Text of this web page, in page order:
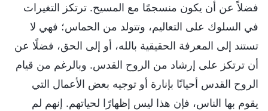
فضلاً عن أن يكون منسجمًا مع المسيح. ترتكز التغيرات
في السلوك على التعاليم، وتتولد من الحماس؛ فهي لا
تستند إلى المعرفة الحقيقية بالله، أو إلى الحق، فضلًا عن
أن ترتكز على إرشاد من الروح القدس. وبالرغم من قيام
الروح القدس أحيانًا بإنارة أو توجيه بعض الأعمال التي
يقوم بها الناس، فإن هذا ليس إظهارًا لحياتهم. إنهم لم